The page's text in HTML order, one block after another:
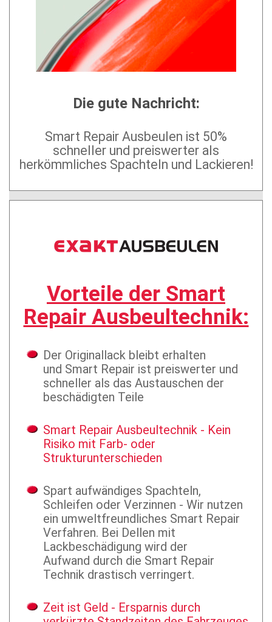
Die gute Nachricht:
Smart Repair Ausbeulen ist 50%
schneller und preiswerter als
herkömmliches Spachteln und Lackieren!
Vorteile der Smart
Repair Ausbeultechnik:
Der Originallack bleibt erhalten
und Smart Repair ist preiswerter und
schneller als das Austauschen der
beschädigten Teile
Smart Repair Ausbeultechnik - Kein
Risiko mit Farb- oder
Strukturunterschieden
Spart aufwändiges Spachteln,
Schleifen oder Verzinnen - Wir nutzen
ein umweltfreundliches Smart Repair
Verfahren. Bei Dellen mit
Lackbeschädigung wird der
Aufwand durch die Smart Repair
Technik drastisch verringert.
Zeit ist Geld - Ersparnis durch